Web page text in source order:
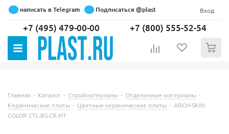
написать в Telegram Подписаться @plast Вход
+7 (495) 479-00-00 +7 (800) 555-52-54
Главная - Каталог - Стройматериалы - Отделочные материалы -
Керамические плиты - Цветные керамические плиты - ARCH-SKIN
COLOR CTL.BS.CR.NT